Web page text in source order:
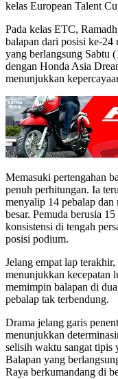
kelas European Talent
Pada kelas ETC,
balapan dari posisi ke-24
yang berlangsung Sabtu
dengan Honda Asia
menunjukkan
Memasuki pertengahan
penuh perhitungan. Ia
menyalip 14 pebalap dan
besar. Pemuda berusia
konsistensi di tengah
posisi podium.
Jelang empat lap
menunjukkan kecepatan
memimpin balapan di
pebalap tak terbendung.
Drama jelang garis
menunjukkan
selisih waktu sangat tipis
Balapan yang
Raya berkumandang di